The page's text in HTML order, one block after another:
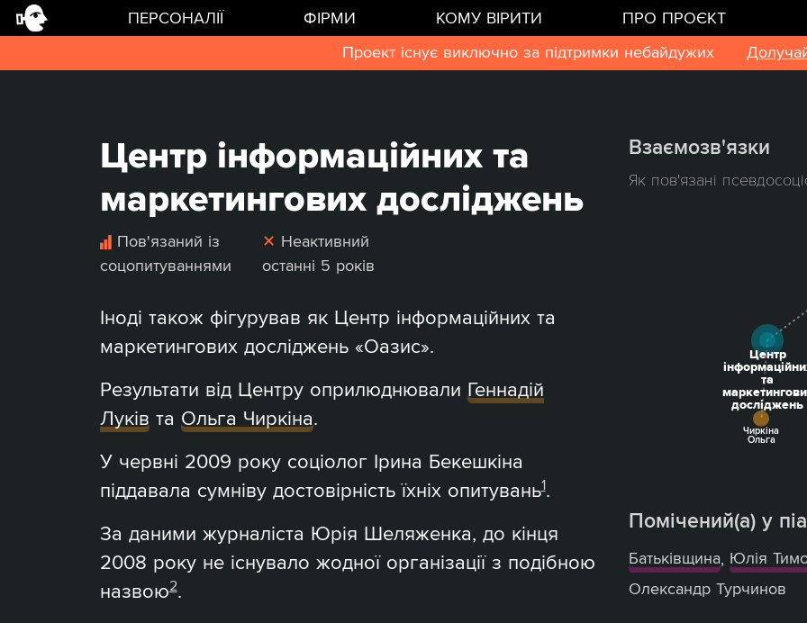
ПЕРСОНАЛІЇ ФІРМИ КОМУ ВІРИТИ ПРО ПРОЄКТ
Проект існує виключно за підтримки небайдужих
Центр інформаційних та
маркетингових досліджень
Пов'язаний із
соцопитуваннями
✕ Неактивний
останні 5 років
Іноді також фігурував як Центр інформаційних та
маркетингових досліджень «Оазис».
Результати від Центру оприлюднювали Геннадій
Луків та Ольга Чиркіна.
У червні 2009 року соціолог Ірина Бекешкіна
піддавала сумніву достовірність їхніх опитувань1.
За даними журналіста Юрія Шеляженка, до кінця
2008 року не існувало жодної організації з подібною
назвою2.
Взаємозв'язки
Як пов'язані
Центр
та
досліджень
Чиркіна
Ольга
Помічений(а) у
Батьківщина, Юлія
Олександр Турчинов